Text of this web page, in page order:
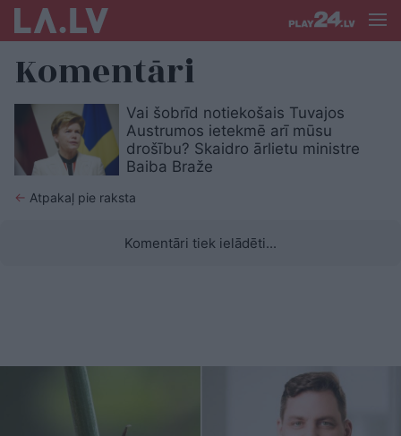
Komentāri
Vai šobrīd notiekošais Tuvajos
Austrumos ietekmē arī mūsu
drošību? Skaidro ārlietu ministre
Baiba Braže
← Atpakaļ pie raksta
Komentāri tiek ielādēti...